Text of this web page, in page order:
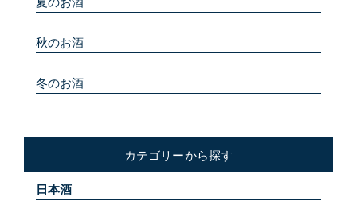
秋のお酒
冬のお酒
カテゴリーから探す
日本酒